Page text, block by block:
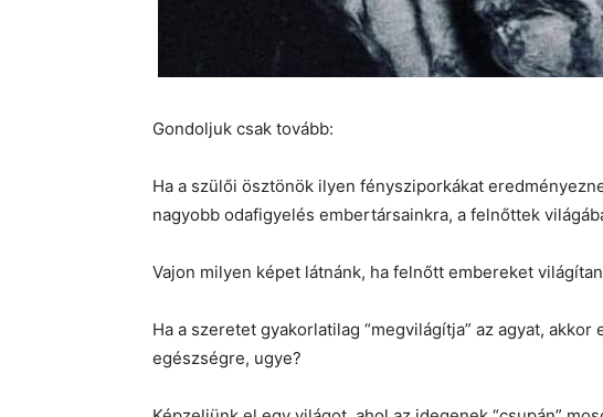
Gondoljuk csak tovább:
Ha a szülői ösztönök ilyen fénysziporkákat
nagyobb odafigyelés embertársainkra, a felnőttek
Vajon milyen képet látnánk, ha felnőtt embereket
Ha a szeretet gyakorlatilag “megvilágítja” az agyat,
egészségre, ugye?